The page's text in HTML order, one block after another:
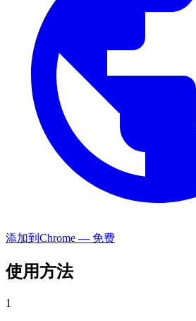
添加到Chrome — 免费
使用方法
1